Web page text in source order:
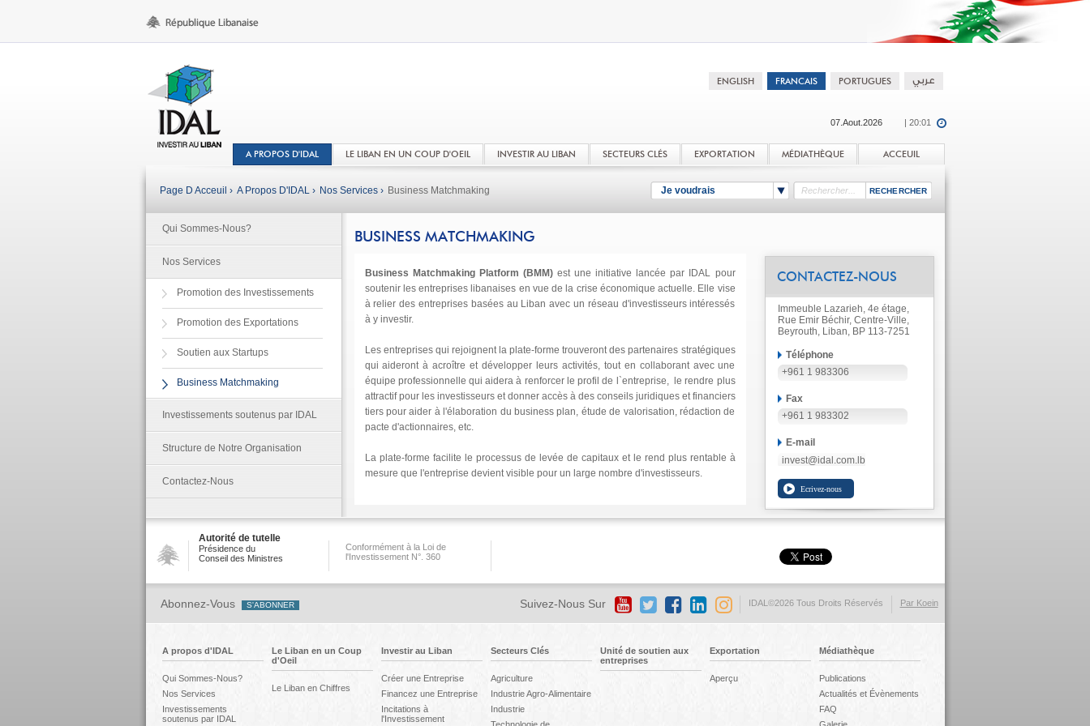
07.Aout.2026 | 20:01
A PROPOS D'IDAL LE LIBAN EN UN COUP D'OEIL INVESTIR AU LIBAN SECTEURS CLÉS EXPORTATION MÉDIATHÈQUE ACCEUIL
Je voudrais
Page D Acceuil › A Propos D'IDAL › Nos Services › Business Matchmaking
Qui Sommes-Nous?
Nos Services
Promotion des Investissements
Promotion des Exportations
Soutien aux Startups
Business Matchmaking
Investissements soutenus par IDAL
Structure de Notre Organisation
Contactez-Nous
BUSINESS MATCHMAKING
Business Matchmaking Platform (BMM)est une initiative lancée par IDAL pour
soutenir les entreprises libanaises en vue de la crise économique actuelle. Elle vise
à relier des entreprises basées au Liban avec un réseau d'investisseurs intéressés
à y investir.
Les entreprises qui rejoignent la plate-forme trouveront des partenaires stratégiques
qui aideront à acroître et développer leurs activités, tout en collaborant avec une
équipe professionnelle qui aidera à renforcer le profil de l`entreprise, le rendre plus
attractif pour les investisseurs et donner accès à des conseils juridiques et financiers
tiers pour aider à l'élaboration du business plan, étude de valorisation, rédaction de
pacte d'actionnaires, etc.
La plate-forme facilite le processus de levée de capitaux et le rend plus rentable à
mesure que l'entreprise devient visible pour un large nombre d'investisseurs.
CONTACTEZ-NOUS
Immeuble Lazarieh, 4e étage,
Rue Emir Béchir, Centre-Ville,
Beyrouth, Liban, BP 113-7251
Téléphone
+961 1 983306
Fax
+961 1 983302
E-mail
invest@idal.com.lb
Autorité de tutelle
Présidence du
Conseil des Ministres
Conformément à la Loi de
l'Investissement N°. 360
Par Koein
IDAL©2026 Tous Droits Réservés
Abonnez-Vous Suivez-Nous Sur
A propos d'IDAL
Qui Sommes-Nous?
Nos Services
Investissements
soutenus par IDAL
Le Liban en un Coup
d'Oeil
Le Liban en Chiffres
Investir au Liban
Créer une Entreprise
Financez une Entreprise
Incitations à
l'Investissement
Secteurs Clés
Agriculture
Industrie Agro-Alimentaire
Industrie
Unité de soutien aux
entreprises
Exportation
Aperçu
Médiathèque
Publications
Actualités et Évènements
FAQ